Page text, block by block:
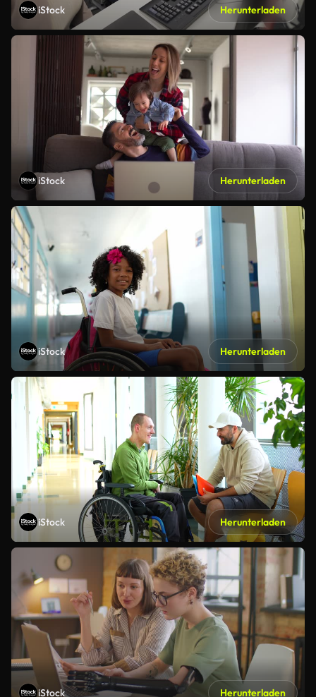
iStock Herunterladen
iStock Herunterladen
iStock Herunterladen
iStock Herunterladen
iStock Herunterladen